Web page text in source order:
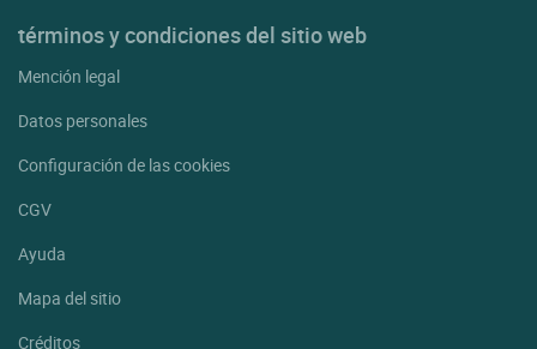
términos y condiciones del sitio web
Mención legal
Datos personales
Configuración de las cookies
CGV
Ayuda
Mapa del sitio
Créditos